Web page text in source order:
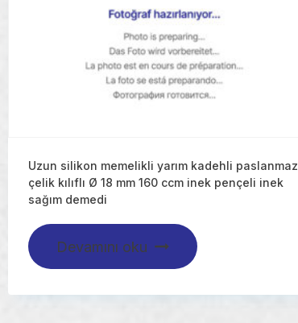
Uzun silikon memelikli yarım kadehli paslanmaz
çelik kılıflı Ø 18 mm 160 ccm inek pençeli inek
sağım demedi
Devamını oku